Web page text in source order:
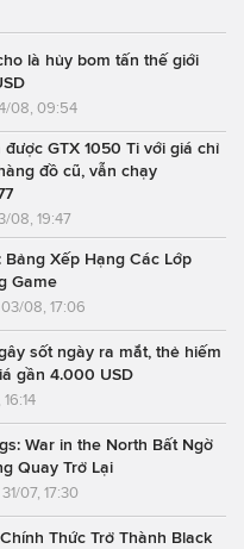
là hủy bom tấn thế giới
08, 09:54
GTX 1050 Ti với giá chỉ
đồ cũ, vẫn chạy
08, 19:47
Bảng Xếp Hạng Các Lớp
Game
03/08, 17:06
sốt ngày ra mắt, thẻ hiếm
gần 4.000 USD
War in the North Bất Ngờ
Quay Trở Lại
31/07, 17:30
Thức Trở Thành Black